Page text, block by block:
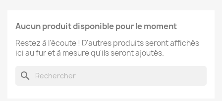
Aucun produit disponible pour le moment
Restez à l'écoute ! D'autres produits seront affichés
ici au fur et à mesure qu'ils seront ajoutés.
search